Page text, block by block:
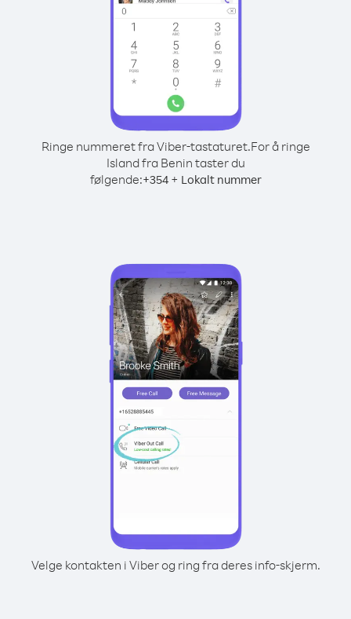
Ringe nummeret fra Viber-tastaturet.For å ringe
Island fra Benin taster du
følgende:+354+ Lokalt nummer
Velge kontakten i Viber og ring fra deres info-skjerm.